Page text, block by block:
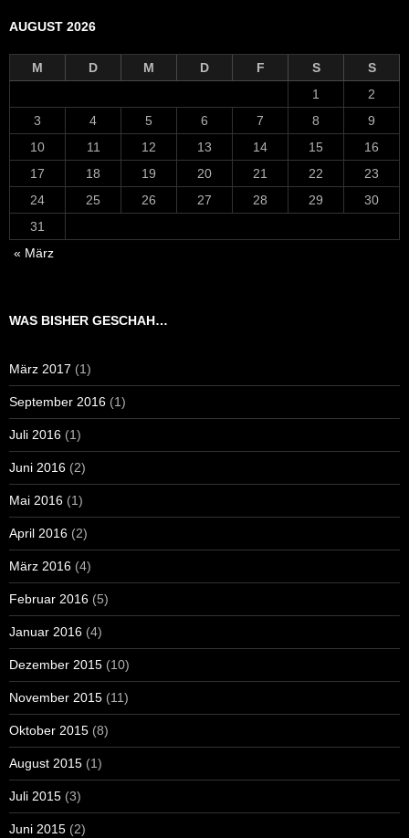
AUGUST 2026
M D M D F S
S
1
2
3
4 5 6 7 8
9
10
11 12 13 14 15
16
17
18 19 20 21 22
23
24
25 26 27 28 29
30
31
« März
WAS BISHER GESCHAH…
März 2017 (1)
September 2016 (1)
Juli 2016 (1)
Juni 2016 (2)
Mai 2016 (1)
April 2016 (2)
März 2016 (4)
Februar 2016 (5)
Januar 2016 (4)
Dezember 2015 (10)
November 2015 (11)
Oktober 2015 (8)
August 2015 (1)
Juli 2015 (3)
Juni 2015 (2)